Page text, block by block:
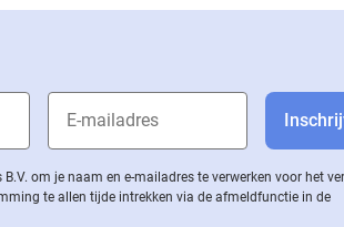
om je naam en e-mailadres te verwerken voor het
te allen tijde intrekken via de af­meld­func­tie in de